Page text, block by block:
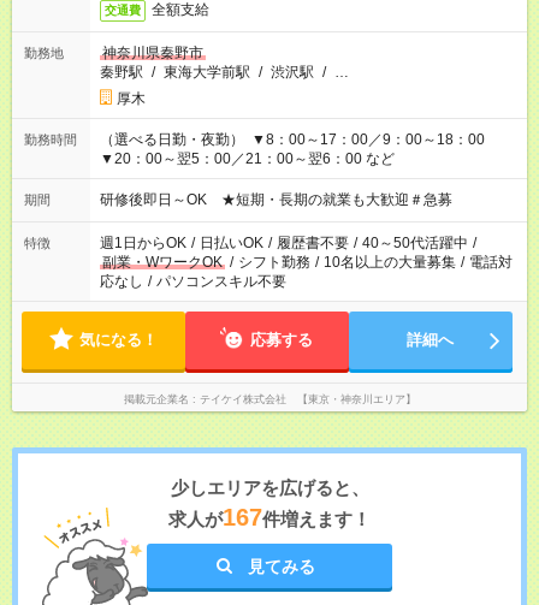
交通費 全額支給
勤務地
神奈川県秦野市
秦野駅 / 東海大学前駅 / 渋沢駅 / …
厚木
勤務時間
（選べる日勤・夜勤） ▼8：00～17：00／9：00～18：00
▼20：00～翌5：00／21：00～翌6：00 など
期間 研修後即日～OK ★短期・長期の就業も大歓迎＃急募
特徴 週1日からOK / 日払いOK / 履歴書不要 / 40～50代活躍中 /
副業・WワークOK / シフト勤務 / 10名以上の大量募集 / 電話対
応なし / パソコンスキル不要
気になる！ 応募する 詳細へ
掲載元企業名 テイケイ株式会社 【東京・神奈川エリア】
少しエリアを広げると、
求人が167件増えます！
見てみる